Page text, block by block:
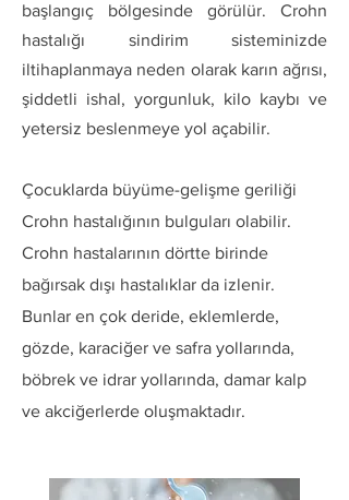
başlangıç bölgesinde görülür. Crohn
hastalığı sindirim sisteminizde
iltihaplanmaya neden olarak karın ağrısı,
şiddetli ishal, yorgunluk, kilo kaybı ve
yetersiz beslenmeye yol açabilir.
Çocuklarda büyüme-gelişme geriliği
Crohn hastalığının bulguları olabilir.
Crohn hastalarının dörtte birinde
bağırsak dışı hastalıklar da izlenir.
Bunlar en çok deride, eklemlerde,
gözde, karaciğer ve safra yollarında,
böbrek ve idrar yollarında, damar kalp
ve akciğerlerde oluşmaktadır.